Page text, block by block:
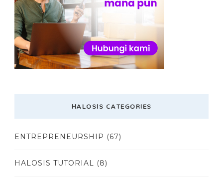
HALOSIS CATEGORIES
ENTREPRENEURSHIP (67)
HALOSIS TUTORIAL (8)